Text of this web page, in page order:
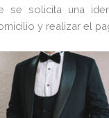
se solicita una
y realizar el